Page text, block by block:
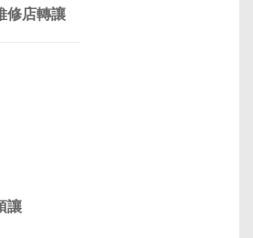
修店轉讓
讓